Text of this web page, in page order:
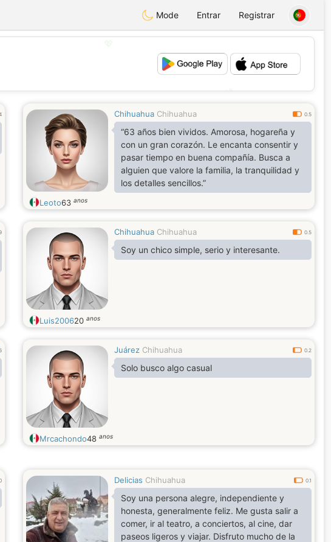
Mode Entrar Registrar
Chihuahua Chihuahua 0.5
“63 años bien vividos. Amorosa, hogareña y
con un gran corazón. Le encanta consentir y
pasar tiempo en buena compañía. Busca a
alguien que valore la familia, la tranquilidad y
los detalles sencillos.”
Leoto63 anos
Chihuahua Chihuahua 0.5
Soy un chico simple, serio y interesante.
Luis200620 anos
Juárez Chihuahua 0.2
Solo busco algo casual
Mrcachondo48 anos
Delicias Chihuahua 0.1
Soy una persona alegre, independiente y
honesta, generalmente feliz. Me gusta salir a
comer, ir al teatro, a conciertos, al cine, dar
paseos ligeros y viajar. Disfruto mucho de la